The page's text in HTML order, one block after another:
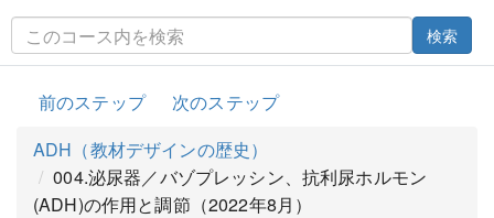
検索
前のステップ
次のステップ
ADH（教材デザインの歴史）
004.泌尿器／バゾプレッシン、抗利尿ホルモン
(ADH)の作用と調節（2022年8月）